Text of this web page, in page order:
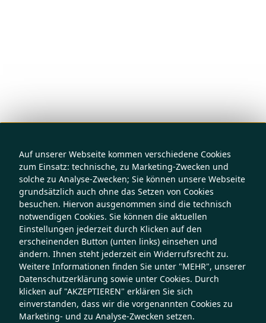
Auf unserer Webseite kommen verschiedene Cookies
zum Einsatz: technische, zu Marketing-Zwecken und
solche zu Analyse-Zwecken; Sie können unsere Webseite
grundsätzlich auch ohne das Setzen von Cookies
besuchen. Hiervon ausgenommen sind die technisch
notwendigen Cookies. Sie können die aktuellen
Einstellungen jederzeit durch Klicken auf den
erscheinenden Button (unten links) einsehen und
ändern. Ihnen steht jederzeit ein Widerrufsrecht zu.
Weitere Informationen finden Sie unter "MEHR", unserer
Datenschutzerklärung sowie unter Cookies. Durch
klicken auf "AKZEPTIEREN" erklären Sie sich
einverstanden, dass wir die vorgenannten Cookies zu
Marketing- und zu Analyse-Zwecken setzen.